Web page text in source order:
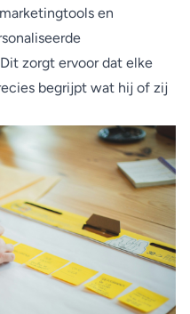
en
zorgt ervoor dat elke
begrijpt wat hij of zij